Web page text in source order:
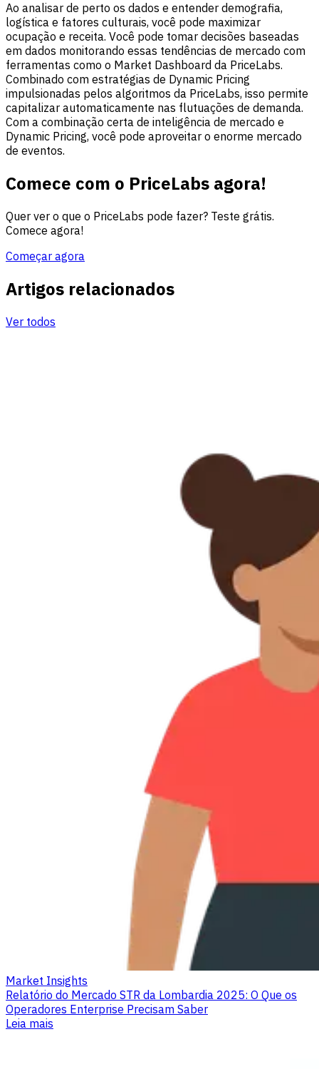
Ao analisar de perto os dados e entender demografia,
logística e fatores culturais, você pode maximizar
ocupação e receita. Você pode tomar decisões baseadas
em dados monitorando essas tendências de mercado com
ferramentas como o Market Dashboard da PriceLabs.
Combinado com estratégias de Dynamic Pricing
impulsionadas pelos algoritmos da PriceLabs, isso permite
capitalizar automaticamente nas flutuações de demanda.
Com a combinação certa de inteligência de mercado e
Dynamic Pricing, você pode aproveitar o enorme mercado
de eventos.
Comece com o PriceLabs agora!
Quer ver o que o PriceLabs pode fazer? Teste grátis.
Comece agora!
Começar agora
Artigos relacionados
Ver todos
Market Insights
Relatório do Mercado STR da Lombardia 2025: O Que os
Operadores Enterprise Precisam Saber
Leia mais